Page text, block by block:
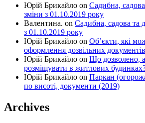
Юрій Брикайло on Садибна,
зміни з 01.10.2019 року
Валентина. on Садибна, садова та
з 01.10.2019 року
Юрій Брикайло on Об’єкти, які
оформлення дозвільних
Юрій Брикайло on Що дозволено,
розміщувати в житлових
Юрій Брикайло on Паркан
по висоті, документи (2019)
Archives